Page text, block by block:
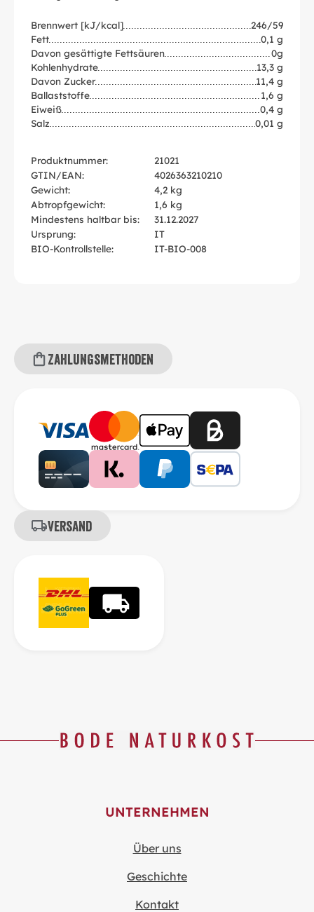
Brennwert [kJ/kcal]
246/59
Fett
0,1 g
Davon gesättigte Fettsäuren
0g
Kohlenhydrate
13,3 g
Davon Zucker
11,4 g
Ballaststoffe
1,6 g
Eiweiß
0,4 g
Salz
0,01 g
Produktnummer:
21021
GTIN/EAN:
4026363210210
Gewicht:
4,2 kg
Abtropfgewicht:
1,6 kg
Mindestens haltbar bis:
31.12.2027
Ursprung:
IT
BIO-Kontrollstelle:
IT-BIO-008
Zahlungsmethoden
Versand
UNTERNEHMEN
Über uns
Geschichte
Kontakt